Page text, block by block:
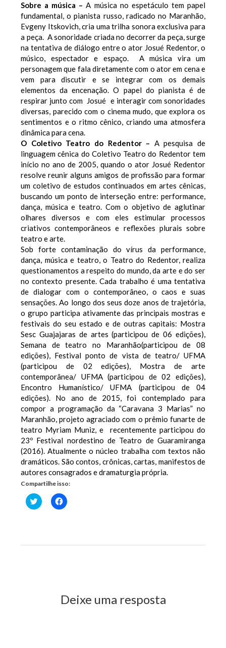
Sobre a música – A música no espetáculo tem papel
fundamental, o pianista russo, radicado no Maranhão,
Evgeny Itskovich, cria uma trilha sonora exclusiva para
a peça. A sonoridade criada no decorrer da peça, surge
na tentativa de diálogo entre o ator Josué Redentor, o
músico, espectador e espaço. A música vira um
personagem que fala diretamente com o ator em cena e
vem para discutir e se integrar com os demais
elementos da encenação. O papel do pianista é de
respirar junto com Josué e interagir com sonoridades
diversas, parecido com o cinema mudo, que explora os
sentimentos e o ritmo cênico, criando uma atmosfera
dinâmica para cena.
O Coletivo Teatro do Redentor – A pesquisa de
linguagem cênica do Coletivo Teatro do Redentor tem
início no ano de 2005, quando o ator Josué Redentor
resolve reunir alguns amigos de profissão para formar
um coletivo de estudos continuados em artes cênicas,
buscando um ponto de interseção entre: performance,
dança, música e teatro. Com o objetivo de aglutinar
olhares diversos e com eles estimular processos
criativos contemporâneos e reflexões plurais sobre
teatro e arte.
Sob forte contaminação do vírus da performance,
dança, música e teatro, o Teatro do Redentor, realiza
questionamentos a respeito do mundo, da arte e do ser
no contexto presente. Cada trabalho é uma tentativa
de dialogar com o contemporâneo, o caos e suas
sensações. Ao longo dos seus doze anos de trajetória,
o grupo participa ativamente das principais mostras e
festivais do seu estado e de outras capitais: Mostra
Sesc Guajajaras de artes (participou de 06 edições),
Semana de teatro no Maranhão(participou de 08
edições), Festival ponto de vista de teatro/ UFMA
(participou de 02 edições), Mostra de arte
contemporânea/ UFMA (participou de 02 edições),
Encontro Humanístico/ UFMA (participou de 04
edições). No ano de 2015, foi contemplado para
compor a programação da “Caravana 3 Marias” no
Maranhão, projeto agraciado com o prêmio funarte de
teatro Myriam Muniz, e recentemente participou do
23º Festival nordestino de Teatro de Guaramiranga
(2016). Atualmente o núcleo trabalha com textos não
dramáticos. São contos, crônicas, cartas, manifestos de
autores consagrados e dramaturgia própria.
Compartilhe isso:
Clique
para
janela)
Clique
para
janela)
Deixe uma resposta